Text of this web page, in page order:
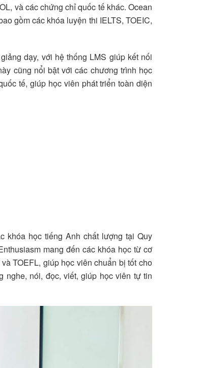
và các chứng chỉ quốc tế khác. Ocean
gồm các khóa luyện thi IELTS, TOEIC,
dạy, với hệ thống LMS giúp kết nối
cũng nổi bật với các chương trình học
tế, giúp học viên phát triển toàn diện
khóa học tiếng Anh chất lượng tại Quy
mang đến các khóa học từ cơ
TOEFL, giúp học viên chuẩn bị tốt cho
nghe, nói, đọc, viết, giúp học viên tự tin